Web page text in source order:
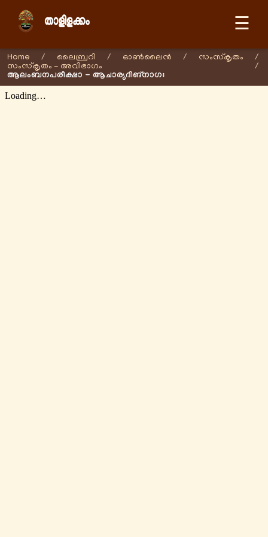
☰
Home / ലൈബ്രറി / ഓണ്‍ലൈന്‍ / സംസ്കൃതം
/
സംസ്കൃതം - അവിഭാഗം
/
ആലംബനപരീക്ഷാ - ആചാര്യദിങ്നാഗഃ